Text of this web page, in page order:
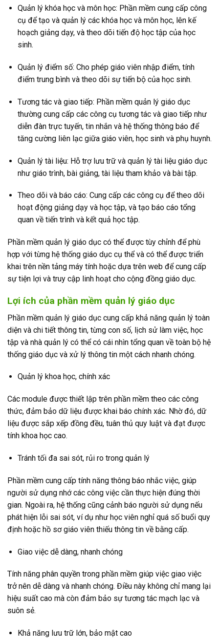
Quản lý khóa học và môn học: Phần mềm cung cấp công
cụ để tạo và quản lý các khóa học và môn học, lên kế
hoạch giảng dạy, và theo dõi tiến độ học tập của học
sinh.
Quản lý điểm số: Cho phép giáo viên nhập điểm, tính
điểm trung bình và theo dõi sự tiến bộ của học sinh.
Tương tác và giao tiếp: Phần mềm quản lý giáo dục
thường cung cấp các công cụ tương tác và giao tiếp như
diễn đàn trực tuyến, tin nhắn và hệ thống thông báo để
tăng cường liên lạc giữa giáo viên, học sinh và phụ huynh.
Quản lý tài liệu: Hỗ trợ lưu trữ và quản lý tài liệu giáo dục
như giáo trình, bài giảng, tài liệu tham khảo và bài tập.
Theo dõi và báo cáo: Cung cấp các công cụ để theo dõi
hoạt động giảng dạy và học tập, và tạo báo cáo tổng
quan về tiến trình và kết quả học tập.
Phần mềm quản lý giáo dục có thể được tùy chỉnh để phù
hợp với từng hệ thống giáo dục cụ thể và có thể được triển
khai trên nền tảng máy tính hoặc dựa trên web để cung cấp
sự tiện lợi và truy cập linh hoạt cho cộng đồng giáo dục.
Lợi ích của phần mềm quản lý giáo dục
Phần mềm quản lý giáo dục cung cấp khả năng quản lý toàn
diện và chi tiết thông tin, từng con số, lịch sử làm việc, học
tập và nhà quản lý có thể có cái nhìn tổng quan về toàn bộ hệ
thống giáo dục và xử lý thông tin một cách nhanh chóng.
Quản lý khoa học, chính xác
Các module được thiết lập trên phần mềm theo các công
thức, đảm bảo dữ liệu được khai báo chính xác. Nhờ đó, dữ
liệu được sắp xếp đồng đều, tuân thủ quy luật và đạt được
tính khoa học cao.
Tránh tối đa sai sót, rủi ro trong quản lý
Phần mềm cung cấp tính năng thông báo nhắc việc, giúp
người sử dụng nhớ các công việc cần thực hiện đúng thời
gian. Ngoài ra, hệ thống cũng cảnh báo người sử dụng nếu
phát hiện lỗi sai sót, ví dụ như học viên nghỉ quá số buổi quy
định hoặc hồ sơ giáo viên thiếu thông tin về bằng cấp.
Giao việc dễ dàng, nhanh chóng
Tính năng phân quyền trong phần mềm giúp việc giao việc
trở nên dễ dàng và nhanh chóng. Điều này không chỉ mang lại
hiệu suất cao mà còn đảm bảo sự tương tác mạch lạc và
suôn sẻ.
Khả năng lưu trữ lớn, bảo mật cao